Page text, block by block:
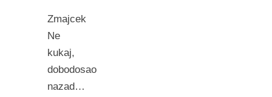
Zmajcek
Ne
kukaj,
dobodosao
nazad…